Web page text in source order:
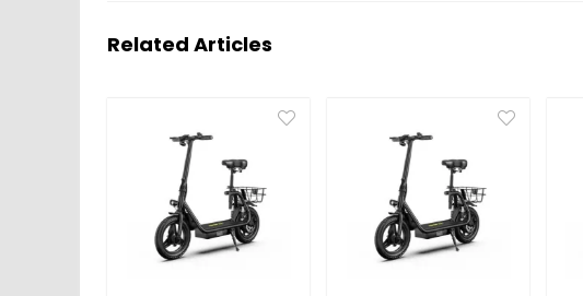
Related Articles